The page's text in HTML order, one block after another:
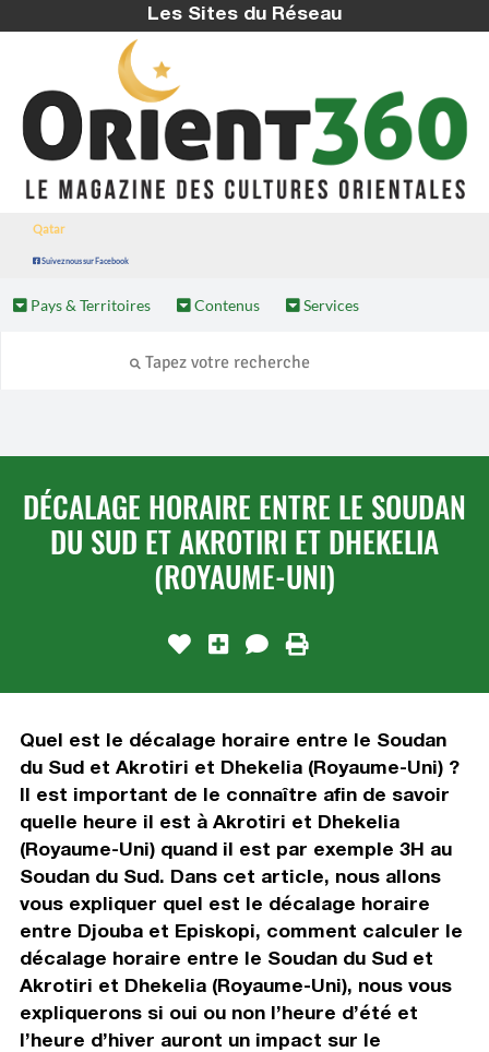
Les Sites du Réseau
Qatar
Suivez nous sur Facebook
Pays & Territoires Contenus Services
DÉCALAGE HORAIRE ENTRE LE SOUDAN
DU SUD ET AKROTIRI ET DHEKELIA
(ROYAUME-UNI)
Quel est le décalage horaire entre le Soudan
du Sud et Akrotiri et Dhekelia (Royaume-Uni) ?
Il est important de le connaître afin de savoir
quelle heure il est à Akrotiri et Dhekelia
(Royaume-Uni) quand il est par exemple 3H au
Soudan du Sud. Dans cet article, nous allons
vous expliquer quel est le décalage horaire
entre Djouba et Episkopi, comment calculer le
décalage horaire entre le Soudan du Sud et
Akrotiri et Dhekelia (Royaume-Uni), nous vous
expliquerons si oui ou non l’heure d’été et
l’heure d’hiver auront un impact sur le